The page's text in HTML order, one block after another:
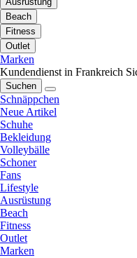
Beach
Fitness
Outlet
Marken
Kundendienst in Frankreich
Suchen
Schnäppchen
Neue Artikel
Schuhe
Bekleidung
Volleybälle
Schoner
Fans
Lifestyle
Ausrüstung
Beach
Fitness
Outlet
Marken